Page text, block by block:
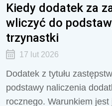
Kiedy dodatek za
wliczyć do
trzynastki
17 lut 2026
Dodatek z tytułu
podstawy naliczenia
rocznego. Warunkiem jest